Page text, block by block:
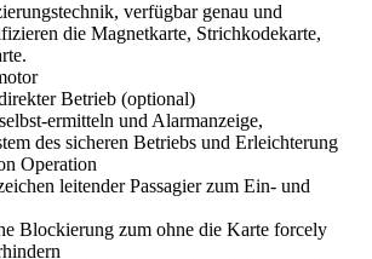
verfügbar genau und
die Magnetkarte, Strichkodekarte,
Betrieb (optional)
ermitteln und Alarmanzeige,
des sicheren Betriebs und Erleichterung
Operation
leitender Passagier zum Ein- und
Blockierung zum ohne die Karte forcely